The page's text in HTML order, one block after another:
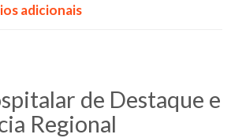
adicionais
de Destaque e
Regional